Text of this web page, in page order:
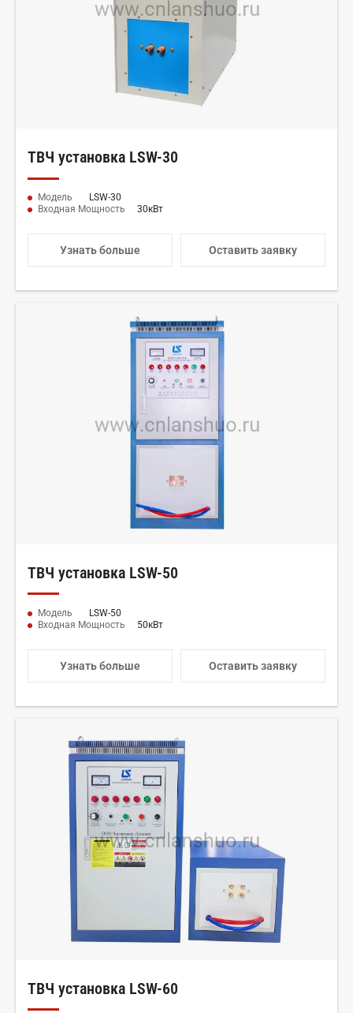
ТВЧ установка LSW-30
Модель
LSW-30
Входная Мощность
30кВт
Узнать больше Оставить заявку
ТВЧ установка LSW-50
Модель
LSW-50
Входная Мощность
50кВт
Узнать больше Оставить заявку
ТВЧ установка LSW-60